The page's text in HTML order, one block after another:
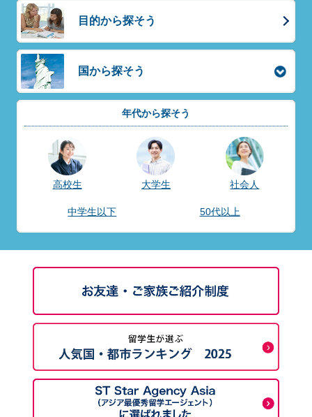
目的から探そう
国から探そう
年代から探そう
高校生 大学生 社会人
中学生以下 50代以上